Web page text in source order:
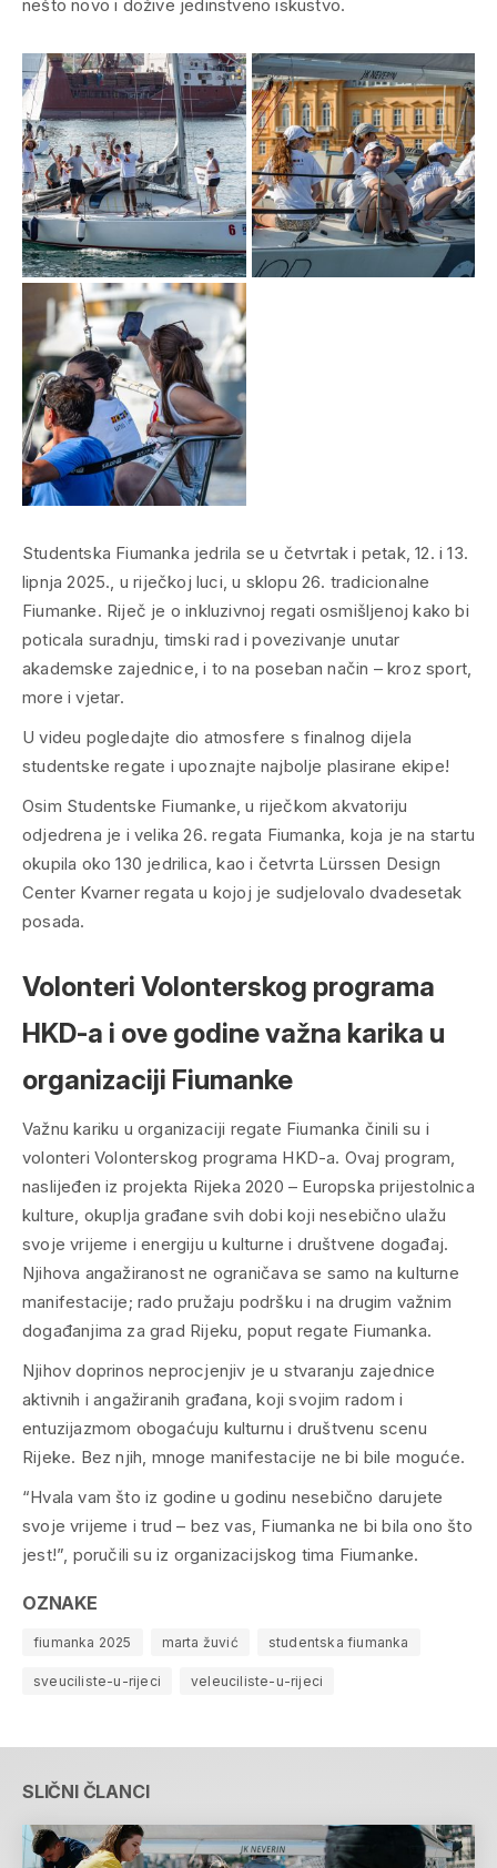
nešto novo i dožive jedinstveno iskustvo.
Studentska Fiumanka jedrila se u četvrtak i petak, 12. i 13.
lipnja 2025., u riječkoj luci, u sklopu 26. tradicionalne
Fiumanke. Riječ je o inkluzivnoj regati osmišljenoj kako bi
poticala suradnju, timski rad i povezivanje unutar
akademske zajednice, i to na poseban način – kroz sport,
more i vjetar.
U videu pogledajte dio atmosfere s finalnog dijela
studentske regate i upoznajte najbolje plasirane ekipe!
Osim Studentske Fiumanke, u riječkom akvatoriju
odjedrena je i velika 26. regata Fiumanka, koja je na startu
okupila oko 130 jedrilica, kao i četvrta Lürssen Design
Center Kvarner regata u kojoj je sudjelovalo dvadesetak
posada.
Volonteri Volonterskog programa
HKD-a i ove godine važna karika u
organizaciji Fiumanke
Važnu kariku u organizaciji regate Fiumanka činili su i
volonteri Volonterskog programa HKD-a. Ovaj program,
naslijeđen iz projekta Rijeka 2020 – Europska prijestolnica
kulture, okuplja građane svih dobi koji nesebično ulažu
svoje vrijeme i energiju u kulturne i društvene događaj.
Njihova angažiranost ne ograničava se samo na kulturne
manifestacije; rado pružaju podršku i na drugim važnim
događanjima za grad Rijeku, poput regate Fiumanka.
Njihov doprinos neprocjenjiv je u stvaranju zajednice
aktivnih i angažiranih građana, koji svojim radom i
entuzijazmom obogaćuju kulturnu i društvenu scenu
Rijeke. Bez njih, mnoge manifestacije ne bi bile moguće.
“Hvala vam što iz godine u godinu nesebično darujete
svoje vrijeme i trud – bez vas, Fiumanka ne bi bila ono što
jest!”, poručili su iz organizacijskog tima Fiumanke.
OZNAKE
fiumanka 2025 marta žuvić studentska fiumanka
sveuciliste-u-rijeci veleuciliste-u-rijeci
SLIČNI ČLANCI